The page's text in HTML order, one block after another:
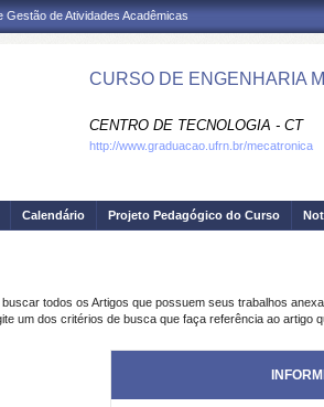
Gestão de Atividades Acadêmicas
CURSO DE ENGENHARIA
CENTRO DE TECNOLOGIA - CT
http://www.graduacao.ufrn.br/mecatronica
Calendário Projeto Pedagógico do Curso
todos os Artigos que possuem seus trabalhos
um dos critérios de busca que faça referência ao artigo